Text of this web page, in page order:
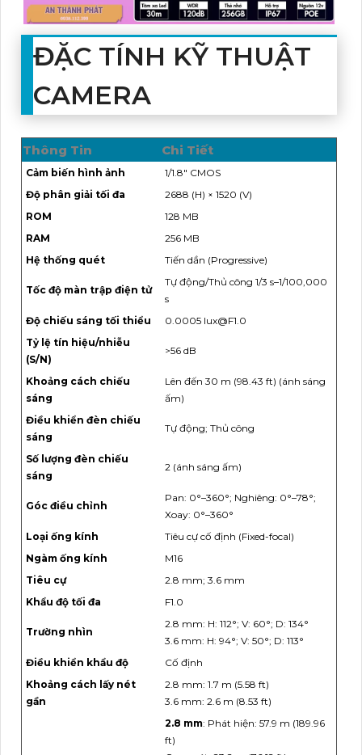
ĐẶC TÍNH KỸ THUẬT
CAMERA
Thông Tin Chi Tiết
Cảm biến hình ảnh
1/1.8" CMOS
Độ phân giải tối đa
2688 (H) × 1520 (V)
ROM
128 MB
RAM
256 MB
Hệ thống quét
Tiến dần (Progressive)
Tốc độ màn trập điện tử
Tự động/Thủ công 1/3 s–1/100,000
s
Độ chiếu sáng tối thiểu
0.0005 lux@F1.0
Tỷ lệ tín hiệu/nhiễu
(S/N)
>56 dB
Khoảng cách chiếu
sáng
Lên đến 30 m (98.43 ft) (ánh sáng
ấm)
Điều khiển đèn chiếu
sáng
Tự động; Thủ công
Số lượng đèn chiếu
sáng
2 (ánh sáng ấm)
Góc điều chỉnh
Pan: 0°–360°; Nghiêng: 0°–78°;
Xoay: 0°–360°
Loại ống kính
Tiêu cự cố định (Fixed-focal)
Ngàm ống kính
M16
Tiêu cự
2.8 mm; 3.6 mm
Khẩu độ tối đa
F1.0
Trường nhìn
2.8 mm: H: 112°; V: 60°; D: 134°
3.6 mm: H: 94°; V: 50°; D: 113°
Điều khiển khẩu độ
Cố định
Khoảng cách lấy nét
gần
2.8 mm: 1.7 m (5.58 ft)
3.6 mm: 2.6 m (8.53 ft)
2.8 mm: Phát hiện: 57.9 m (189.96
ft)